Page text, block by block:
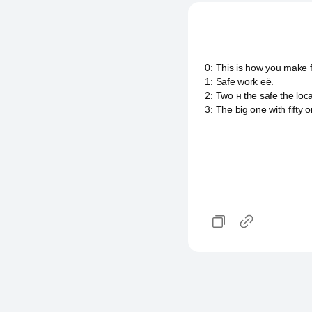
0: This is how you make
1 : Safe work её.
2: Two н the safe the
3: The big one with fifty